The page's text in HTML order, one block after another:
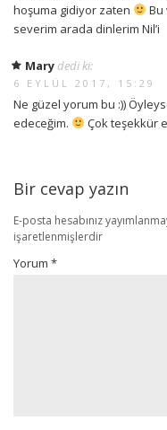
hoşuma gidiyor zaten
Bu
severim arada dinlerim Nil’i
Mary dedi ki:
6 EYLÜL 2017, 15:29
Ne güzel yorum bu :))
edeceğim.
Çok teşekkür
Bir cevap yazın
E-posta hesabınız
işaretlenmişlerdir
Yorum *